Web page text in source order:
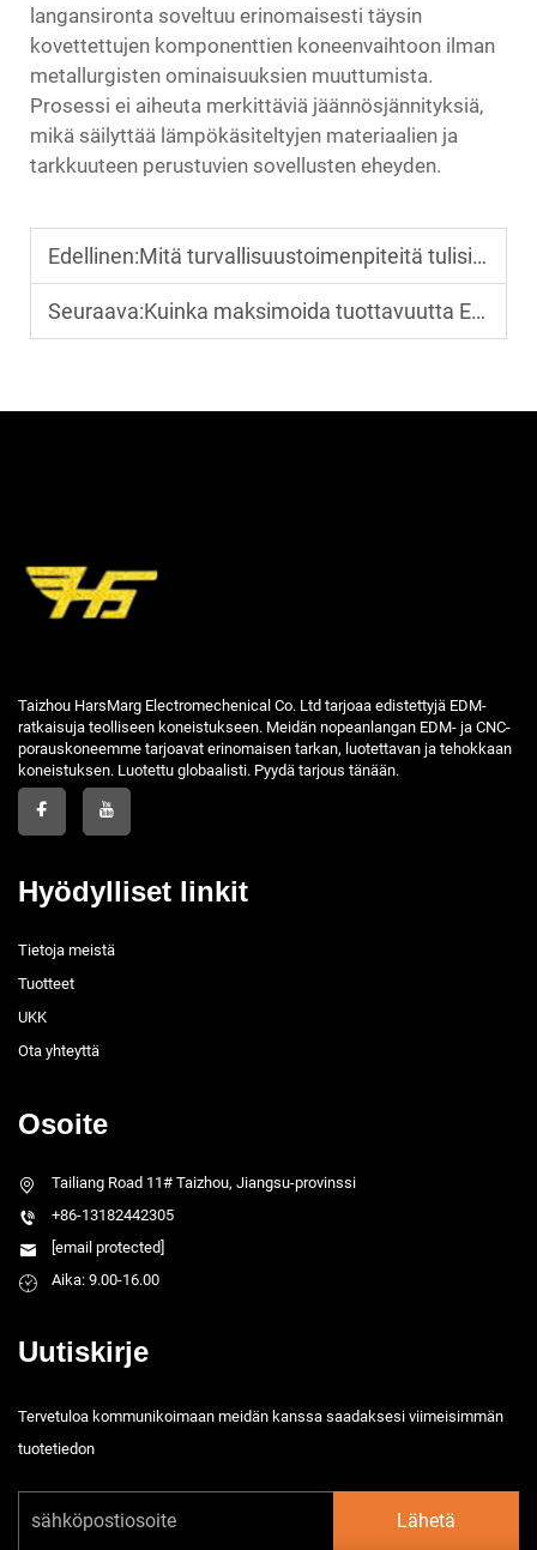
langansironta soveltuu erinomaisesti täysin
kovettettujen komponenttien koneenvaihtoon ilman
metallurgisten ominaisuuksien muuttumista.
Prosessi ei aiheuta merkittäviä jäännösjännityksiä,
mikä säilyttää lämpökäsiteltyjen materiaalien ja
tarkkuuteen perustuvien sovellusten eheyden.
Edellinen:Mitä turvallisuustoimenpiteitä tulisi noudattaa langanleikkuukoneilla?
Seuraava:Kuinka maksimoida tuottavuutta EDM-koneiden avulla
Taizhou HarsMarg Electromechenical Co. Ltd tarjoaa edistettyjä EDM-
ratkaisuja teolliseen koneistukseen. Meidän nopeanlangan EDM- ja CNC-
porauskoneemme tarjoavat erinomaisen tarkan, luotettavan ja tehokkaan
koneistuksen. Luotettu globaalisti. Pyydä tarjous tänään.
Hyödylliset linkit
Tietoja meistä
Tuotteet
UKK
Ota yhteyttä
Osoite
Tailiang Road 11# Taizhou, Jiangsu-provinssi
+86-13182442305
[email protected]
Aika: 9.00-16.00
Uutiskirje
Tervetuloa kommunikoimaan meidän kanssa saadaksesi viimeisimmän
tuotetiedon
Lähetä